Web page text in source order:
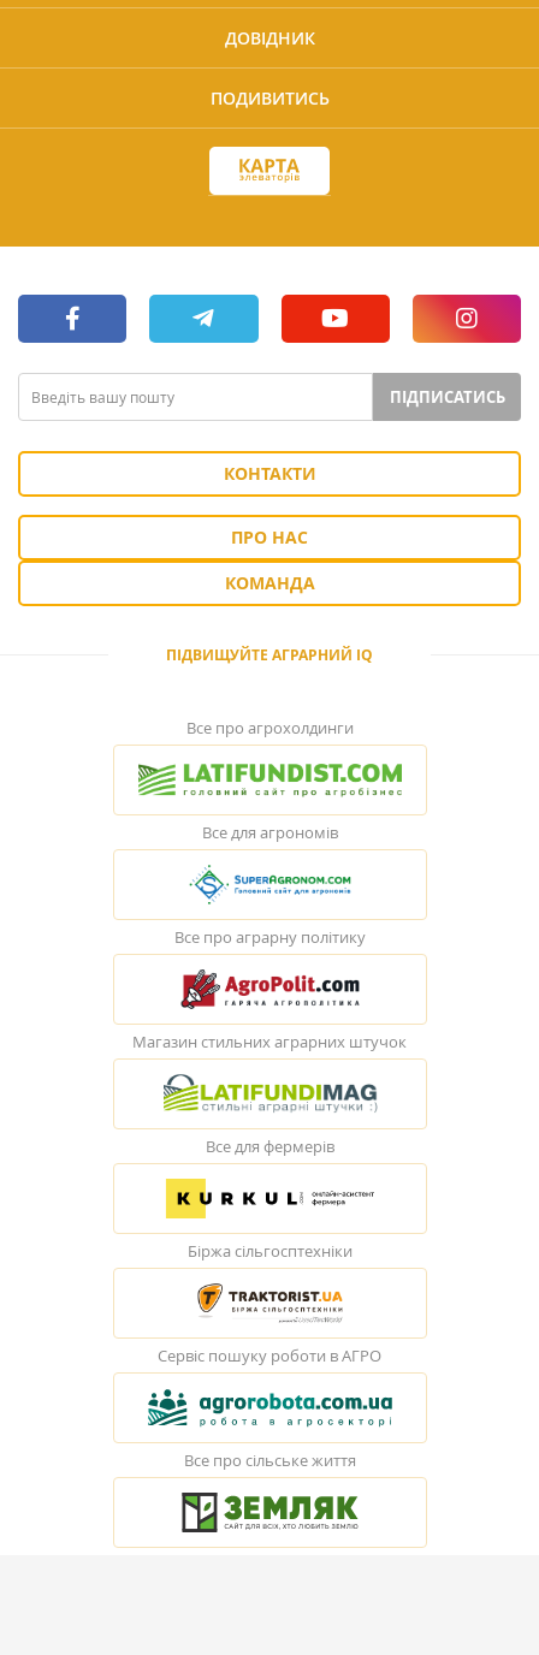
ДОВІДНИК
ПОДИВИТИСЬ
ПІДПИСАТИСЬ
КОНТАКТИ
ПРО НАС
КОМАНДА
ПІДВИЩУЙТЕ АГРАРНИЙ IQ
Все про агрохолдинги
Все для агрономів
Все про аграрну політику
Магазин стильних аграрних штучок
Все для фермерів
Біржа сільгосптехніки
Сервіс пошуку роботи в АГРО
Все про сільське життя